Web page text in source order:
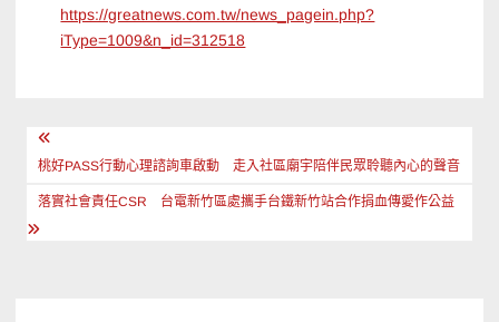
https://greatnews.com.tw/news_pagein.php?
iType=1009&n_id=312518
文
章
導
桃好PASS行動心理諮詢車啟動 走入社區廟宇陪伴民眾聆聽內心的聲音
落實社會責任CSR 台電新竹區處攜手台鐵新竹站合作捐血傳愛作公益